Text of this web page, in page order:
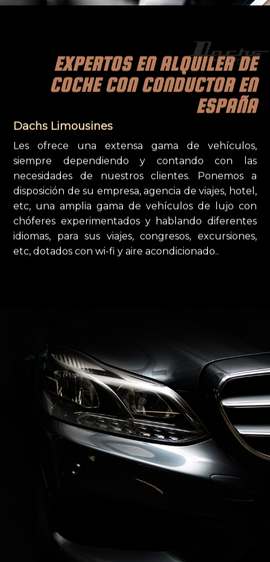
EXPERTOS EN ALQUILER DE
COCHE CON CONDUCTOR EN
ESPAÑA
Dachs Limousines
Les ofrece una extensa gama de vehículos,
siempre dependiendo y contando con las
necesidades de nuestros clientes. Ponemos a
disposición de su empresa, agencia de viajes, hotel,
etc, una amplia gama de vehículos de lujo con
chóferes experimentados y hablando diferentes
idiomas, para sus viajes, congresos, excursiones,
etc, dotados con wi-fi y aire acondicionado..